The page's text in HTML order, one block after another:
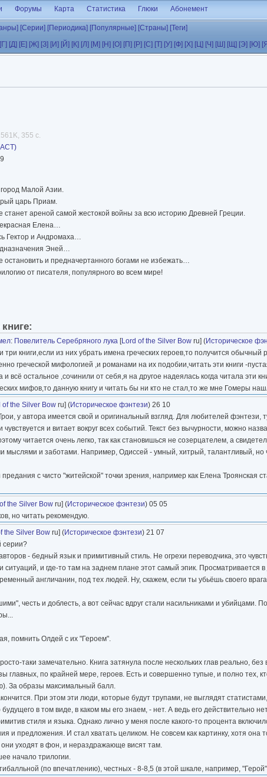
Форумы Карта Статистика Глюки Абонемент
[Серии] [Периодика] [Популярные] [Страны] [Теги]
[Г] [Д] [Е] [Ж] [З] [И] [Й] [К] [Л] [М] [Н] [О] [П] [Р] [С] [Т] [У] [Ф] [Х] [Ц] [Ч] [Ш] [Щ] [Э] [Ю]
355 с.
Малой Азии.
царь Приам.
станет ареной самой жестокой войны за всю историю Древней Греции.
Елена…
Гектор и Андромаха…
Эней…
остановить и предначертанного богами не избежать…
от писателя, популярного во всем мире!
: Повелитель Серебряного лука [Lord of the Silver Bow ru] (Историческое
три книги,если из них убрать имена греческих героев,то получится обычный
греческой мифологией ,и романами на их подобии,читать эти книги -
и всё остальное ,сочинили от себя,я на другое надеялась когда читала эти
мифов,то данную книгу и читать бы ни кто не стал,то же мне Гомеры
of the Silver Bow ru] (Историческое фэнтези) 26 10
у автора имеется свой и оригинальный взгляд. Для любителей фэнтези,
и витает вокруг всех событий. Текст без вычурности, можно
читается очень легко, так как становишься не созерцателем, а
мыслями и заботами. Например, Одиссей - умный, хитрый, талантливый, но
с чисто "житейской" точки зрения, например как Елена Троянская
the Silver Bow ru] (Историческое фэнтези) 05 05
но читать рекомендую.
the Silver Bow ru] (Историческое фэнтези) 21 07
серии?
- бедный язык и примитивный стиль. Не огрехи переводчика, это
и где-то там на заднем плане этот самый эпик. Просматривается
англичанин, под тех людей. Ну, скажем, если ты убьёшь своего
честь и доблесть, а вот сейчас вдруг стали насильниками и убийцами.
помнить Олдей с их "Героем".
таки замечательно. Книга затянула после нескольких глав реально,
по крайней мере, героев. Есть и совершенно тупые, и полно тех,
За образы максимальный балл.
При этом эти люди, которые будут трупами, не выглядят
в том виде, в каком мы его знаем, - нет. А ведь его действительно
стиля и языка. Однако лично у меня после какого-то процента
и предложения. И стал хватать целиком. Не совсем как картинку, хотя она
они уходят в фон, и нераздражающе висят там.
начало трилогии.
(по впечатлению), честных - 8-8,5 (в этой шкале, например,